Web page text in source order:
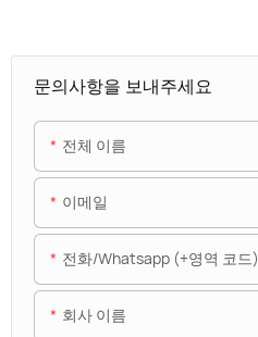
문의사항을 보내주세요
전체 이름
이메일
전화/whatsapp (+영역 코드)
회사 이름